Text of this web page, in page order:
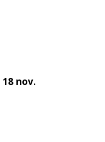
nov.